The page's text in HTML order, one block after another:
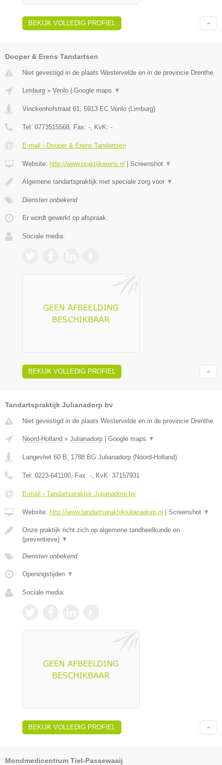
BEKIJK VOLLEDIG PROFIEL
Dooper & Erens Tandartsen
Niet gevestigd in de plaats Westervelde en in de provincie Drenthe.
Limburg » Venlo Google maps ▼
Vinckenhofstraat 61, 5913 EC Venlo (Limburg)
Tel: 0773515568, Fax: -, KvK: -
E-mail › Dooper & Erens Tandartsen
Website: http://www.praktijkerens.nl Screenshot ▼
Algemene tandartspraktijk met speciale zorg voor ▼
Diensten onbekend
Er wordt gewerkt op afspraak.
Sociale media:
BEKIJK VOLLEDIG PROFIEL
Tandartspraktijk Julianadorp bv
Niet gevestigd in de plaats Westervelde en in de provincie Drenthe.
Noord-Holland » Julianadorp Google maps ▼
Langevliet 60 B 1788 BG Julianadorp (Noord-Holland)
Tel: 0223-641100 , Fax: - , KvK: 37157931
E-mail › Tandartspraktijk Julianadorp bv
Website: http://www.tandartspraktijkjulianadorp.nl Screenshot ▼
Onze praktijk richt zich op algemene tandheelkunde en
(preventieve) ▼
Diensten onbekend
Openingstijden ▼
Sociale media:
BEKIJK VOLLEDIG PROFIEL
Mondmedicentrum Tiel-Passewaaij